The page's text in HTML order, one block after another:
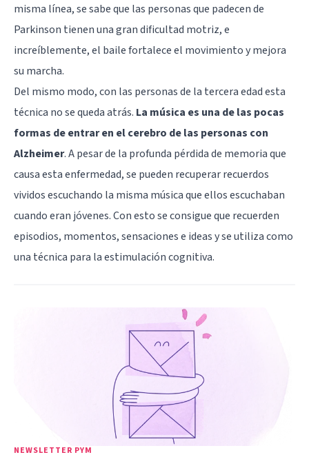
misma línea, se sabe que las personas que padecen de
Parkinson tienen una gran dificultad motriz, e
increíblemente, el baile fortalece el movimiento y mejora
su marcha.
Del mismo modo, con las personas de la tercera edad esta
técnica no se queda atrás. La música es una de las pocas
formas de entrar en el cerebro de las personas con
Alzheimer. A pesar de la profunda pérdida de memoria que
causa esta enfermedad, se pueden recuperar recuerdos
vividos escuchando la misma música que ellos escuchaban
cuando eran jóvenes. Con esto se consigue que recuerden
episodios, momentos, sensaciones e ideas y se utiliza como
una técnica para la estimulación cognitiva.
NEWSLETTER PYM